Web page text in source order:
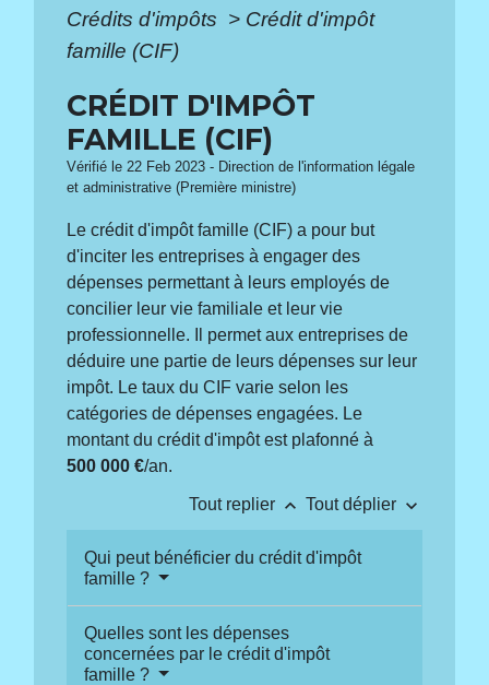
Crédits d'impôts > Crédit d'impôt
famille (CIF)
CRÉDIT D'IMPÔT
FAMILLE (CIF)
Vérifié le 22 Feb 2023 - Direction de l'information légale
et administrative (Première ministre)
Le crédit d'impôt famille (CIF) a pour but
d'inciter les entreprises à engager des
dépenses permettant à leurs employés de
concilier leur vie familiale et leur vie
professionnelle. Il permet aux entreprises de
déduire une partie de leurs dépenses sur leur
impôt. Le taux du CIF varie selon les
catégories de dépenses engagées. Le
montant du crédit d'impôt est plafonné à
500 000 €/an.
Tout replier keyboard_arrow_up Tout déplier keyboard_arrow_down
Qui peut bénéficier du crédit d'impôt
famille ?
Quelles sont les dépenses
concernées par le crédit d'impôt
famille ?